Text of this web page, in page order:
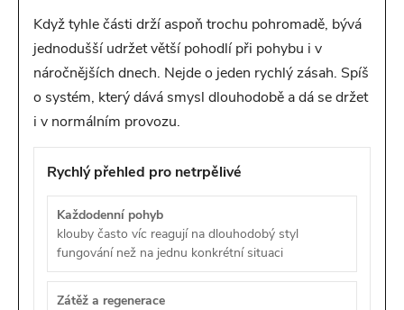
Když tyhle části drží aspoň trochu pohromadě, bývá
jednodušší udržet větší pohodlí při pohybu i v
náročnějších dnech. Nejde o jeden rychlý zásah. Spíš
o systém, který dává smysl dlouhodobě a dá se držet
i v normálním provozu.
Rychlý přehled pro netrpělivé
Každodenní pohyb
klouby často víc reagují na dlouhodobý styl
fungování než na jednu konkrétní situaci
Zátěž a regenerace